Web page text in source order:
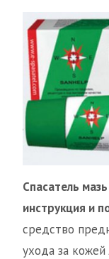
Спасатель
инструкция и
средство
ухода за